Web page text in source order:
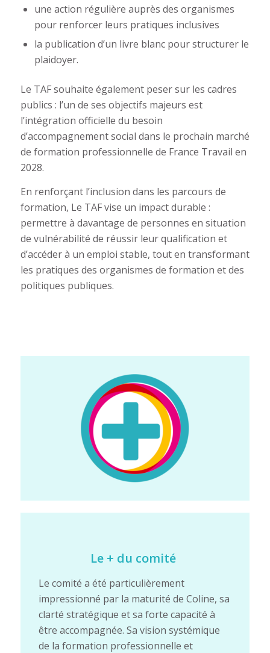
une action régulière auprès des organismes
pour renforcer leurs pratiques inclusives
la publication d’un livre blanc pour structurer le
plaidoyer.
Le TAF souhaite également peser sur les cadres
publics : l’un de ses objectifs majeurs est
l’intégration officielle du besoin
d’accompagnement social dans le prochain marché
de formation professionnelle de France Travail en
2028.
En renforçant l’inclusion dans les parcours de
formation, Le TAF vise un impact durable :
permettre à davantage de personnes en situation
de vulnérabilité de réussir leur qualification et
d’accéder à un emploi stable, tout en transformant
les pratiques des organismes de formation et des
politiques publiques.
Le + du comité
Le comité a été particulièrement
impressionné par la maturité de Coline, sa
clarté stratégique et sa forte capacité à
être accompagnée. Sa vision systémique
de la formation professionnelle et